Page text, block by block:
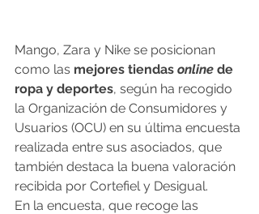
Mango, Zara y Nike se posicionan
como las mejores tiendas online de
ropa y deportes, según ha recogido
la Organización de Consumidores y
Usuarios (OCU) en su última encuesta
realizada entre sus asociados, que
también destaca la buena valoración
recibida por Cortefiel y Desigual.
En la encuesta, que recoge las